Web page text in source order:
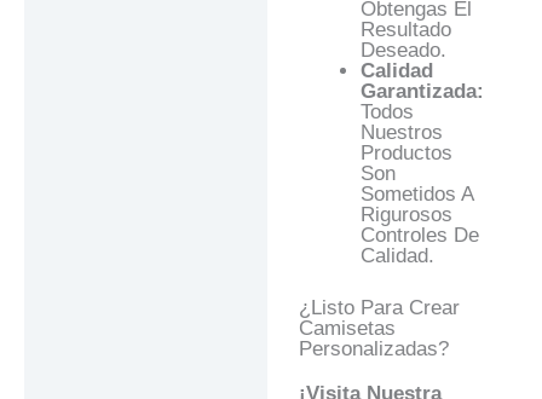
Obtengas El
Resultado
Deseado.
Calidad
Garantizada:
Todos
Nuestros
Productos
Son
Sometidos A
Rigurosos
Controles De
Calidad.
¿Listo Para Crear
Camisetas
Personalizadas?
¡Visita Nuestra